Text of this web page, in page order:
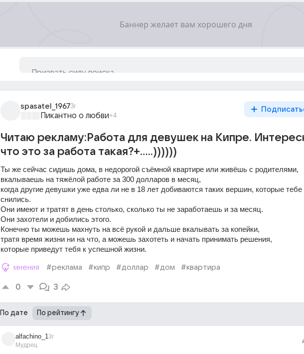
spasatel_19673г
Пикантно о любви+4
Читаю рекламу:Работа для девушек на Кипре.
что это за работа такая?+.....))))))
Ты же сейчас сидишь дома, в недорогой съёмной квартире или живёшь с родителями,
вкалываешь на тяжёлой работе за 300 долларов в месяц,
когда другие девушки уже едва ли не в 18 лет добиваются таких вершин, которые тебе
снились.
Они имеют и тратят в день столько, сколько ты не заработаешь и за месяц.
Они захотели и добились этого.
Конечно ты можешь махнуть на всё рукой и дальше вкалывать за копейки,
тратя время жизни ни на что, а можешь захотеть и начать принимать решения,
которые приведут тебя к успешной жизни.
мнения #реклама #кипр #доллар #дом #квартира
0 3
По дате По рейтингу
alfachino_1
Мудрец
3г